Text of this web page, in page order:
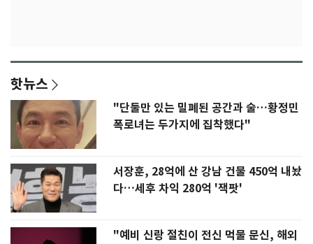
핫뉴스
"단둘만 있는 밀폐된 공간과 술…황정민
폭로녀는 두가지에 집착했다"
서장훈, 28억에 산 강남 건물 450억 내놨
다…세후 차익 280억 '잭팟'
"예비 신랑 절친이 전신 먹물 문신, 해외